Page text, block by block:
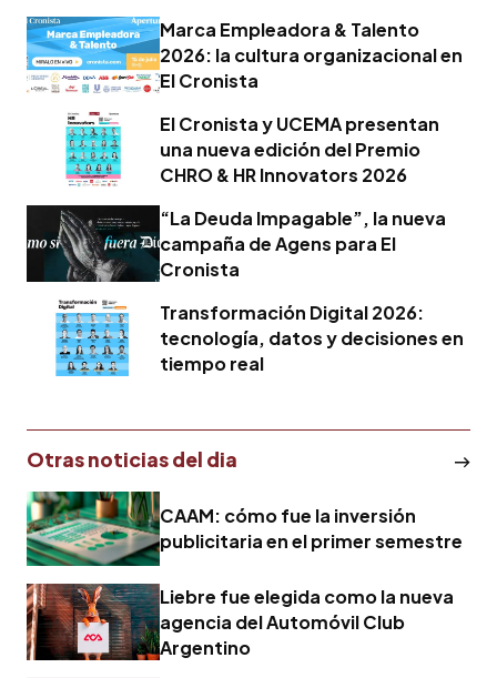
Marca Empleadora & Talento
2026: la cultura organizacional en
El Cronista
El Cronista y UCEMA presentan
una nueva edición del Premio
CHRO & HR Innovators 2026
“La Deuda Impagable”, la nueva
campaña de Agens para El
Cronista
Transformación Digital 2026:
tecnología, datos y decisiones en
tiempo real
Otras noticias del dia
CAAM: cómo fue la inversión
publicitaria en el primer semestre
Liebre fue elegida como la nueva
agencia del Automóvil Club
Argentino